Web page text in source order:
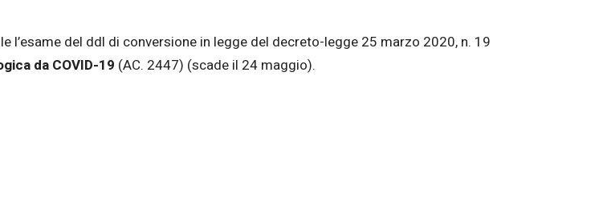
l’esame del ddl di conversione in legge del decreto-legge 25 marzo 2020, n. 19
da COVID-19 (AC. 2447) (scade il 24 maggio).